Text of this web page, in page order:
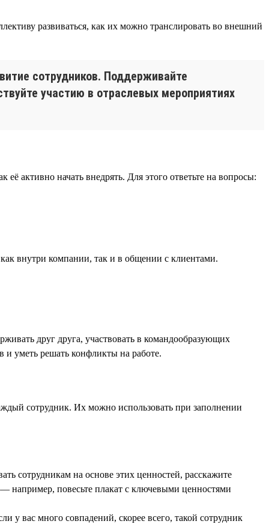
развиваться, как их можно транслировать во внешний
сотрудников. Поддерживайте
участию в отраслевых мероприятиях
активно начать внедрять. Для этого ответьте на вопросы:
внутри компании, так и в общении с клиентами.
друг друга, участвовать в командообразующих
и уметь решать конфликты на работе.
сотрудник. Их можно использовать при заполнении
сотрудникам на основе этих ценностей, расскажите
например, повесьте плакат с ключевыми ценностями
у вас много совпадений, скорее всего, такой сотрудник